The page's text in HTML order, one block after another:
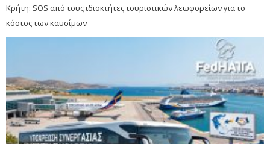
Κρήτη: SOS από τους ιδιοκτήτες τουριστικών λεωφορείων για το
κόστος των καυσίμων